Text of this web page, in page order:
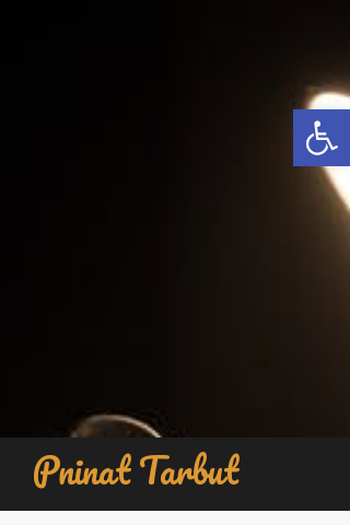
פתח סרגל נגישות
Pninat Tarbut